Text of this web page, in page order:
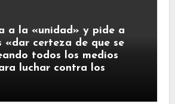
a la «unidad» y pide a
«dar certeza de que se
todos los medios
luchar contra los